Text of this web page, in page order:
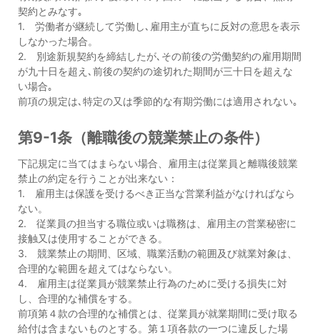
契約とみなす｡
1. 労働者が継続して労働し､雇用主が直ちに反対の意思を表示
しなかった場合。
2. 別途新規契約を締結したが､その前後の労働契約の雇用期間
が九十日を超え､前後の契約の途切れた期間が三十日を超えな
い場合｡
前項の規定は､特定の又は季節的な有期労働には適用されない｡
第9-1条（離職後の競業禁止の条件）
下記規定に当てはまらない場合、雇用主は従業員と離職後競業
禁止の約定を行うことが出来ない：
1. 雇用主は保護を受けるべき正当な営業利益がなければなら
ない。
2. 従業員の担当する職位或いは職務は、雇用主の営業秘密に
接触又は使用することができる。
3. 競業禁止の期間、区域、職業活動の範囲及び就業対象は、
合理的な範囲を超えてはならない。
4. 雇用主は従業員が競業禁止行為のために受ける損失に対
し、合理的な補償をする。
前項第４款の合理的な補償とは、従業員が就業期間に受け取る
給付は含まないものとする。第１項各款の一つに違反した場